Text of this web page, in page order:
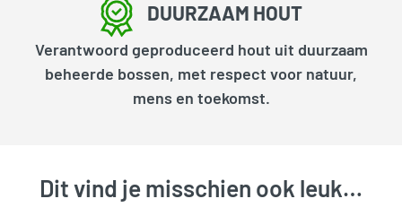
DUURZAAM HOUT
Verantwoord geproduceerd hout uit duurzaam
beheerde bossen, met respect voor natuur,
mens en toekomst.
Dit vind je misschien ook leuk…